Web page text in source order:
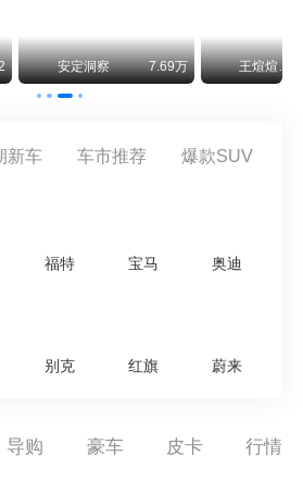
安定洞察 7.69万 王煊煊的爱车日记
新车 车市推荐 爆款SUV
福特 宝马 奥迪
别克 红旗 蔚来
导购 豪车 皮卡 行情